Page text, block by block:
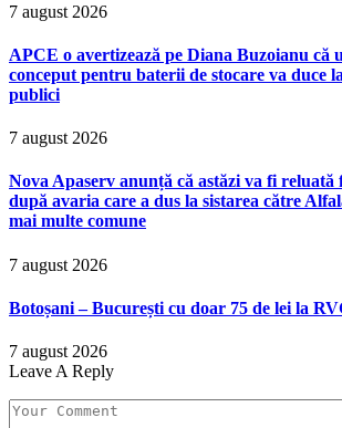
7 august 2026
APCE o avertizează pe Diana Buzoianu că
conceput pentru baterii de stocare va duce
publici
7 august 2026
Nova Apaserv anunță că astăzi va fi reluată
după avaria care a dus la sistarea către
mai multe comune
7 august 2026
Botoșani – București cu doar 75 de lei la
7 august 2026
Leave A Reply